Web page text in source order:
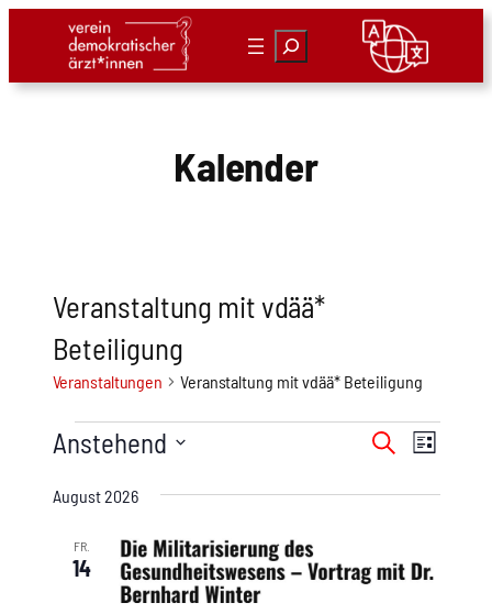
Suchen
Kalender
Veranstaltung mit vdää*
Beteiligung
Veranstaltungen Veranstaltung mit vdää* Beteiligung
Veranstaltungen SucheListe
Anstehend
wählen.
August 2026
FR.
14